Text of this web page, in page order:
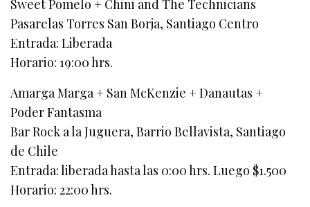
Sweet Pomelo + Chini and The Technicians
Pasarelas Torres San Borja, Santiago Centro
Entrada: Liberada
Horario: 19:00 hrs.
Amarga Marga + San McKenzie + Danautas +
Poder Fantasma
Bar Rock a la Juguera, Barrio Bellavista, Santiago
de Chile
Entrada: liberada hasta las 0:00 hrs. Luego $1.500
Horario: 22:00 hrs.